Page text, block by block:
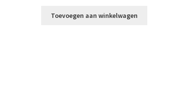
Toevoegen aan winkelwagen